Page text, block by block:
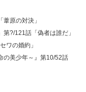
葦原の対決」
?/121話「偽者は誰だ」
ワの婚約」
の美少年～』第10/52話